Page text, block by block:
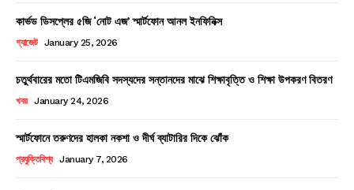
কার্ভড ডিসপ্লের ৫জি ‘নোট এজ’ স্মার্টফোন আনল ইনফিনিক্স
গ্যাজেট January 25, 2026
চতুর্থবারের মতো টিএমজিবি সদস্যদের সন্তানদের মাঝে শিক্ষাবৃত্তি ও শিক্ষা উপকরণ বিতরণ
খবর January 24, 2026
স্মার্টফোনে তরুণদের হালকা নকশা ও দীর্ঘ ব্যাটারির দিকে ঝোঁক
প্রযুক্তিবিশ্ব January 7, 2026